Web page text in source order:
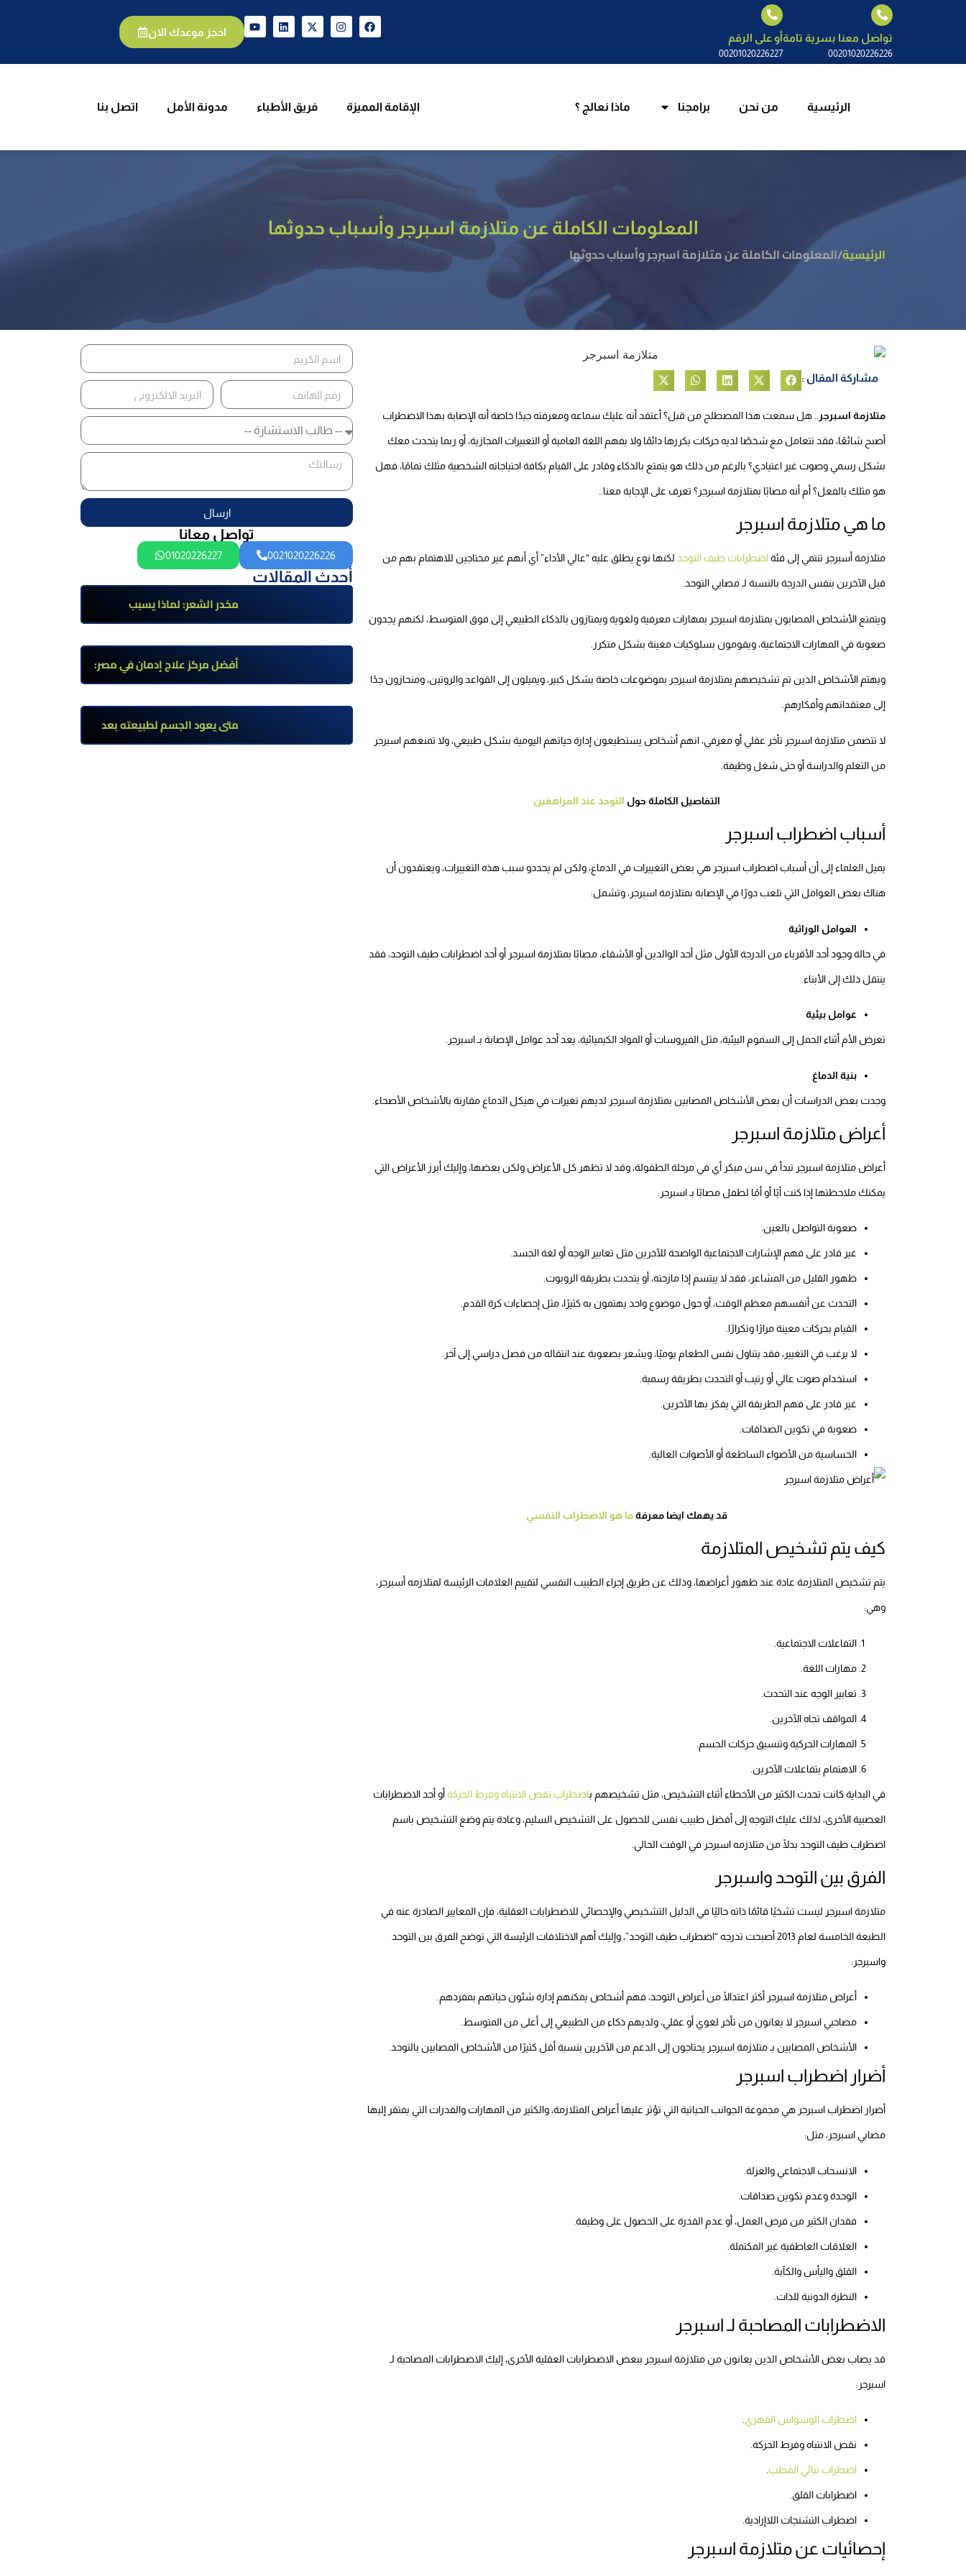
تواصل معنا بسرية تامة
00201020226226
أو على الرقم
00201020226227
احجز موعدك الان
الرئيسية من نحن برامجنا ماذا نعالج ؟ الإقامة المميزة فريق الأطباء مدونة الأمل اتصل بنا
الإقامة المميزة فريق الأطباء مدونة الأمل اتصل بنا
المعلومات الكاملة عن متلازمة اسبرجر وأسباب حدوثها
الرئيسية/المعلومات الكاملة عن متلازمة اسبرجر وأسباب حدوثها
مشاركة المقال :
متلازمة اسبرجر .. هل سمعت هذا المصطلح من قبل؟ أعتقد أنه عليك سماعه ومعرفته جيدًا خاصة أنه الإصابة بهذا الاضطراب
أصبح شائعًا، فقد تتعامل مع شخصًا لديه حركات يكررها دائمًا ولا يفهم اللغة العامية أو التعبيرات المجازية، أو ربما يتحدث معك
بشكل رسمي وصوت غير اعتيادي؟ بالرغم من ذلك هو يتمتع بالذكاء وقادر على القيام بكافة احتياجاته الشخصية مثلك تمامًا، فهل
هو مثلك بالفعل؟ أم أنه مصابًا بمتلازمة اسبرجر؟ تعرف على الإجابة معنا..
ما هي متلازمة اسبرجر
متلازمة أسبرجر تنتمي إلى فئةاضطرابات طيف التوحد لكنها نوع يطلق عليه “عالي الأداء” أي أنهم غير محتاجين للاهتمام بهم من
قبل الآخرين بنفس الدرجة بالنسبة لـ مصابي التوحد.
ويتمتع الأشخاص المصابون بمتلازمة اسبرجر بمهارات معرفية ولغوية ويمتازون بالذكاء الطبيعي إلى فوق المتوسط، لكنهم يجدون
صعوبة في المهارات الاجتماعية، ويقومون بسلوكيات معينة بشكل متكرر.
ويهتم الأشخاص الذين تم تشخيصهم بمتلازمة اسبرجر بموضوعات خاصة بشكل كبير، ويميلون إلى القواعد والروتين، ومنحازون جدًا
إلى معتقداتهم وأفكارهم.
لا تتضمن متلازمة اسبرجر تأخر عقلي أو معرفي، انهم أشخاص يستطيعون إدارة حياتهم اليومية بشكل طبيعي، ولا تمنعهم اسبرجر
من التعلم والدراسة أو حتى شغل وظيفة.
التفاصيل الكاملة حول التوحد عند المراهقين
أسباب اضطراب اسبرجر
يميل العلماء إلى أن أسباب اضطراب اسبرجر هي بعض التغييرات في الدماغ، ولكن لم يحددو سبب هذه التغييرات، ويعتقدون أن
هناك بعض العوامل التي تلعب دورًا في الإصابة بمتلازمة اسبرجر، وتشمل:
العوامل الوراثية
في حالة وجود أحد الأقرباء من الدرجة الأولى مثل أحد الوالدين أو الأشقاء، مصابًا بمتلازمة اسبرجر أو أحد اضطرابات طيف التوحد، فقد
ينتقل ذلك إلى الأبناء.
عوامل بيئية
تعرض الأم أثناء الحمل إلى السموم البيئية، مثل الفيروسات أو المواد الكيميائية، يعد أحد عوامل الإصابة بـ اسبرجر.
بنية الدماغ
وجدت بعض الدراسات أن بعض الأشخاص المصابين بمتلازمة اسبرجر لديهم تغيرات في هيكل الدماغ مقارنة بالأشخاص الأصحاء.
أعراض متلازمة اسبرجر
أعراض متلازمة اسبرجر تبدأ في سن مبكر أي في مرحلة الطفولة، وقد لا تظهر كل الأعراض ولكن بعضها، وإليك أبرز الأعراض التي
يمكنك ملاحظتها إذا كنت أبًا أو أمًا لطفل مصابًا بـ اسبرجر:
صعوبة التواصل بالعين.
غير قادر على فهم الإشارات الاجتماعية الواضحة للآخرين مثل تعابير الوجه أو لغة الجسد.
ظهور القليل من المشاعر، فقد لا يبتسم إذا مازحته، أو يتحدث بطريقة الروبوت.
التحدث عن أنفسهم معظم الوقت، أو حول موضوع واحد يهتمون به كثيرًا، مثل إحصاءات كرة القدم.
القيام بحركات معينة مرارًا وتكرارًا.
لا يرغب في التغيير، فقد يتناول نفس الطعام يوميًا، ويشعر بصعوبة عند انتقاله من فصل دراسي إلى آخر.
استخدام صوت عالي أو رتيب أو التحدث بطريقة رسمية.
غير قادر على فهم الطريقة التي يفكر بها الآخرين.
صعوبة في تكوين الصداقات.
الحساسية من الأضواء الساطعة أو الأصوات العالية.
قد يهمك ايضا معرفةما هو الاضطراب النفسي
كيف يتم تشخيص المتلازمة
يتم تشخيص المتلازمة عادة عند ظهور أعراضها، وذلك عن طريق إجراء الطبيب النفسي لتقييم العلامات الرئيسة لمتلازمه أسبرجر،
وهي:
التفاعلات الاجتماعية.
مهارات اللغة.
تعابير الوجه عند التحدث.
المواقف تجاه الآخرين.
المهارات الحركية وتنسيق حركات الجسم.
الاهتمام بتفاعلات الآخرين.
في البداية كانت تحدث الكثير من الأخطاء أثناء التشخيص، مثل تشخيصهم باضطراب نقص الانتباه وفرط الحركةأو أحد الاضطرابات
العصبية الأخرى، لذلك عليك التوجه إلى أفضل طبيب نفسى للحصول على التشخيص السليم، وعادة يتم وضع التشخيص باسم
اضطراب طيف التوحد بدلًا من متلازمه اسبرجر في الوقت الحالي.
الفرق بين التوحد واسبرجر
متلازمة اسبرجر ليست تشخيًا قائمًا ذاته حاليًا في الدليل التشخيصي والإحصائي للاضطرابات العقلية، فإن المعايير الصادرة عنه في
الطبعة الخامسة لعام 2013 أصبحت تدرجه “اضطراب طيف التوحد”، وإليك أهم الاختلافات الرئيسة التي توضح الفرق بين التوحد
واسبرجر:
أعراض متلازمة اسبرجر أكثر اعتدالًا من أعراض التوحد، فهم أشخاص يمكنهم إدارة شئون حياتهم بمفردهم.
مصاحبي اسبرجر لا يعانون من تأخر لغوي أو عقلي، ولديهم ذكاء من الطبيعي إلى أعلى من المتوسط.
الأشخاص المصابين بـ متلازمة اسبرجر يحتاجون إلى الدعم من الآخرين بنسبة أقل كثيرًا من الأشخاص المصابين بالتوحد.
أضرار اضطراب اسبرجر
أضرار اضطراب اسبرجر هي مجموعة الجوانب الحياتية التي تؤثر عليها أعراض المتلازمة، والكثير من المهارات والقدرات التي يفتقر إليها
مصابي اسبرجر، مثل:
الانسحاب الاجتماعي والعزلة.
الوحدة وعدم تكوين صداقات.
فقدان الكثير من فرص العمل، أو عدم القدرة على الحصول على وظيفة.
العلاقات العاطفية غير المكتملة.
القلق واليأس والكآبة.
النظرة الدونية للذات.
الاضطرابات المصاحبة لـ اسبرجر
قد يصاب بعض الأشخاص الذين يعانون من متلازمة اسبرجر ببعض الاضطرابات العقلية الأخرى، إليك الاضطرابات المصاحبة لـ
اسبرجر:
اضطراب الوسواس القهري
نقص الانتباه وفرط الحركة.
اضطراب ثنائي القطب
اضطرابات القلق.
اضطراب التشنجات اللاإرادية.
إحصائيات عن متلازمة اسبرجر
ارسال
تواصل معانا
0021020226226
01020226227
أحدث المقالات
مخدر الشعر: لماذا يسبب
الإدمان؟ تعرف على أضراره
وأعراضه وطرق العلاج
أفضل مركز علاج إدمان في مصر:
برامج علاج معتمدة وتعافي آمن
تحت إشراف طبي
متى يعود الجسم لطبيعته بعد
ترك مخدر الآيس؟ مراحل التعافي